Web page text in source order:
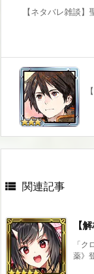
【ネタバレ雑談
 関連記事
【
「
薬》